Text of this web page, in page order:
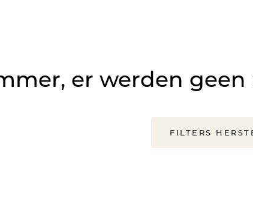
er werden
FILTERS